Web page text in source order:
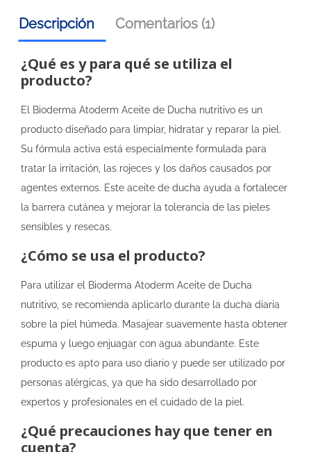
Descripción Comentarios (1)
¿Qué es y para qué se utiliza el
producto?
El Bioderma Atoderm Aceite de Ducha nutritivo es un
producto diseñado para limpiar, hidratar y reparar la piel.
Su fórmula activa está especialmente formulada para
tratar la irritación, las rojeces y los daños causados por
agentes externos. Este aceite de ducha ayuda a fortalecer
la barrera cutánea y mejorar la tolerancia de las pieles
sensibles y resecas.
¿Cómo se usa el producto?
Para utilizar el Bioderma Atoderm Aceite de Ducha
nutritivo, se recomienda aplicarlo durante la ducha diaria
sobre la piel húmeda. Masajear suavemente hasta obtener
espuma y luego enjuagar con agua abundante. Este
producto es apto para uso diario y puede ser utilizado por
personas alérgicas, ya que ha sido desarrollado por
expertos y profesionales en el cuidado de la piel.
¿Qué precauciones hay que tener en
cuenta?